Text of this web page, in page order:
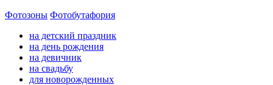
Фотозоны Фотобутафория
на детский праздник
на день рождения
на девичник
на свадьбу
для новорожденных